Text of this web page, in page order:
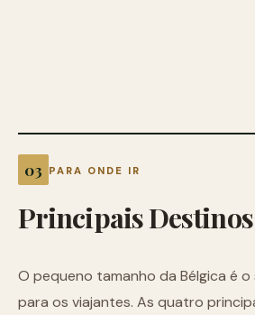
PARA ONDE IR
PrincipaisDestinos
O pequeno tamanho da Bélgica é o
para os viajantes. As quatro